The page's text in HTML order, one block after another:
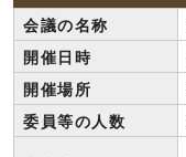
会議の名称
開催日時
開催場所
委員等の人数